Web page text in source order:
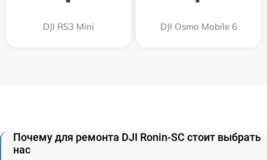
DJI RS3 Mini DJI Osmo Mobile 6
Почему для ремонта DJI Ronin-SC стоит выбрать
нас